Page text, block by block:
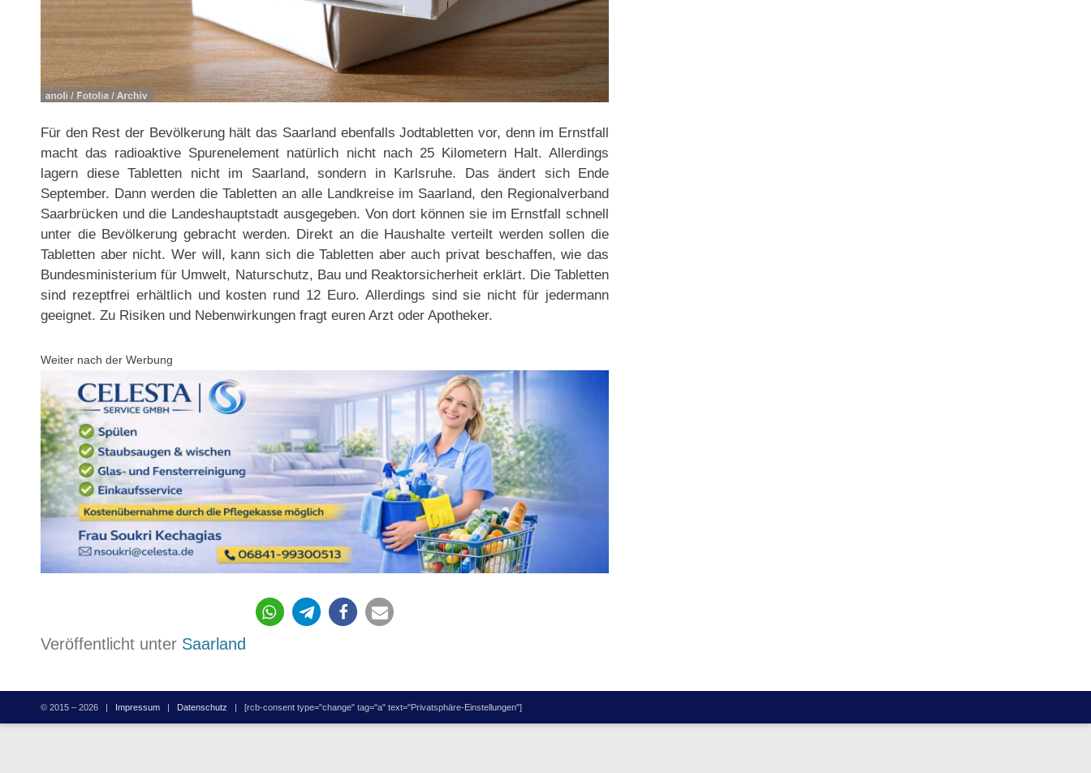
Für den Rest der Bevölkerung hält das Saarland ebenfalls Jodtabletten vor, denn im Ernstfall
macht das radioaktive Spurenelement natürlich nicht nach 25 Kilometern Halt. Allerdings
lagern diese Tabletten nicht im Saarland, sondern in Karlsruhe. Das ändert sich Ende
September. Dann werden die Tabletten an alle Landkreise im Saarland, den Regionalverband
Saarbrücken und die Landeshauptstadt ausgegeben. Von dort können sie im Ernstfall schnell
unter die Bevölkerung gebracht werden. Direkt an die Haushalte verteilt werden sollen die
Tabletten aber nicht. Wer will, kann sich die Tabletten aber auch privat beschaffen, wie das
Bundesministerium für Umwelt, Naturschutz, Bau und Reaktorsicherheit erklärt. Die Tabletten
sind rezeptfrei erhältlich und kosten rund 12 Euro. Allerdings sind sie nicht für jedermann
geeignet. Zu Risiken und Nebenwirkungen fragt euren Arzt oder Apotheker.
Weiter nach der Werbung
4
Veröffentlicht unter Saarland
© 2015 – 2026 | Impressum | Datenschutz | [rcb-consent type="change" tag="a" text="Privatsphäre-Einstellungen"]